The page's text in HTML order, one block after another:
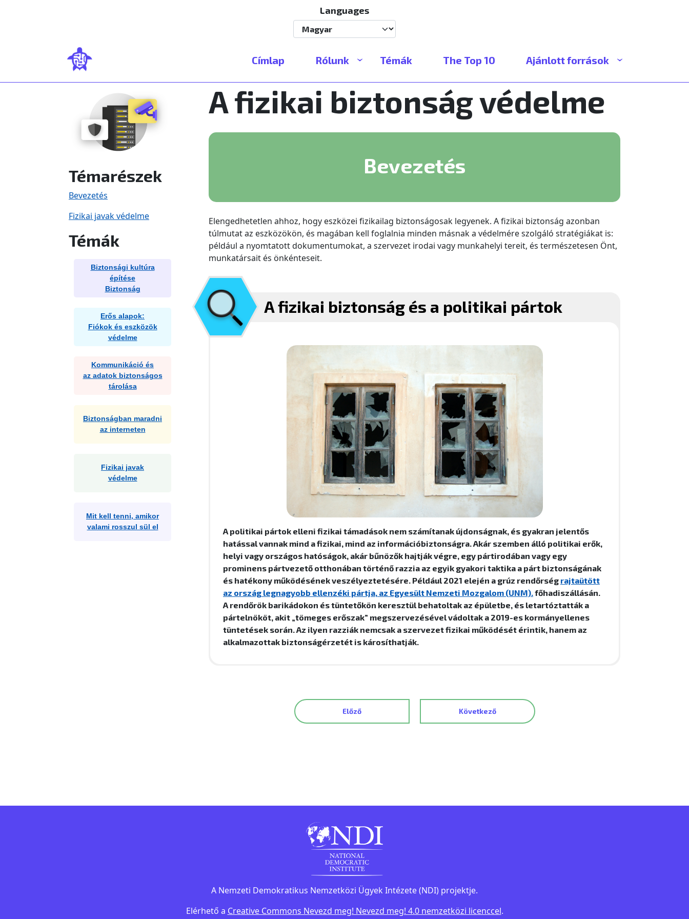
Languages
Select your language
Címlap Rólunk Témák The Top 10 Ajánlott források
Témarészek
Bevezetés
Fizikai javak védelme
Témák
Biztonsági kultúra
építése
Biztonság
Erős alapok:
Fiókok és eszközök
védelme
Kommunikáció és
az adatok biztonságos
tárolása
Biztonságban maradni
az interneten
Fizikai javak
védelme
Mit kell tenni, amikor
valami rosszul sül el
A fizikai biztonság védelme
Bevezetés
Elengedhetetlen ahhoz, hogy eszközei fizikailag biztonságosak legyenek. A fizikai biztonság azonban
túlmutat az eszközökön, és magában kell foglalnia minden másnak a védelmére szolgáló stratégiákat is:
például a nyomtatott dokumentumokat, a szervezet irodai vagy munkahelyi tereit, és természetesen Önt,
munkatársait és önkénteseit.
A fizikai biztonság és a politikai pártok
A politikai pártok elleni fizikai támadások nem számítanak újdonságnak, és gyakran jelentős
hatással vannak mind a fizikai, mind az információbiztonságra. Akár szemben álló politikai erők,
helyi vagy országos hatóságok, akár bűnözők hajtják végre, egy pártirodában vagy egy
prominens pártvezető otthonában történő razzia az egyik gyakori taktika a párt biztonságának
és hatékony működésének veszélyeztetésére. Például 2021 elején a grúz rendőrség rajtaütött
az ország legnagyobb ellenzéki pártja, az Egyesült Nemzeti Mozgalom (UNM).főhadiszállásán.
A rendőrök barikádokon és tüntetőkön keresztül behatoltak az épületbe, és letartóztatták a
pártelnököt, akit „tömeges erőszak” megszervezésével vádoltak a 2019-es kormányellenes
tüntetések során. Az ilyen razziák nemcsak a szervezet fizikai működését érintik, hanem az
alkalmazottak biztonságérzetét is károsíthatják.
Előző Következő
A Nemzeti Demokratikus Nemzetközi Ügyek Intézete (NDI) projektje.
Elérhető a Creative Commons Nevezd meg! Nevezd meg! 4.0 nemzetközi licenccel.